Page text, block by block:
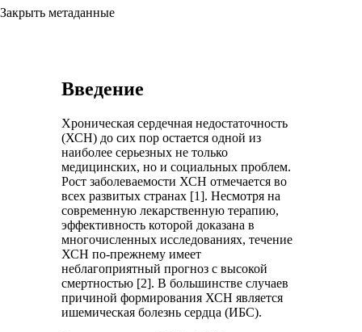
Закрыть метаданные
Введение
Хроническая сердечная недостаточность
(ХСН) до сих пор остается одной из
наиболее серьезных не только
медицинских, но и социальных проблем.
Рост заболеваемости ХСН отмечается во
всех развитых странах [1]. Несмотря на
современную лекарственную терапию,
эффективность которой доказана в
многочисленных исследованиях, течение
ХСН по-прежнему имеет
неблагоприятный прогноз с высокой
смертностью [2]. В большинстве случаев
причиной формирования ХСН является
ишемическая болезнь сердца (ИБС).